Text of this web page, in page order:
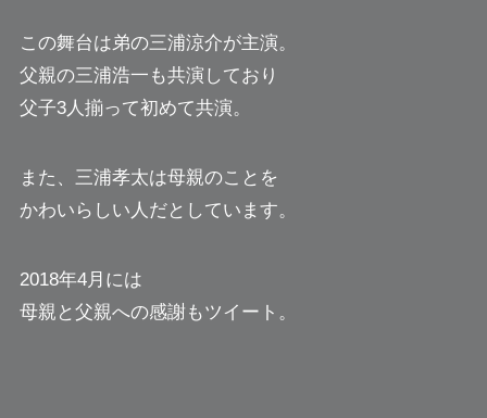
この舞台は弟の三浦涼介が主演。
父親の三浦浩一も共演しており
父子3人揃って初めて共演。
また、三浦孝太は母親のことを
かわいらしい人だとしています。
2018年4月には
母親と父親への感謝もツイート。